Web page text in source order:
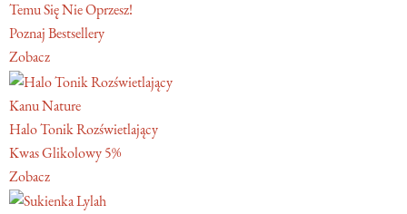
Temu Się Nie Oprzesz!
Poznaj Bestsellery
Zobacz
Kanu Nature
Halo Tonik Rozświetlający
Kwas Glikolowy 5%
Zobacz